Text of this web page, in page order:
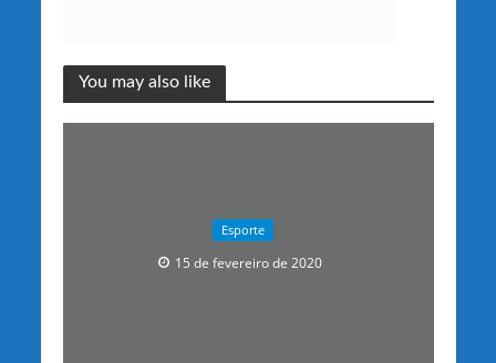
You may also like
Esporte
15 de fevereiro de 2020